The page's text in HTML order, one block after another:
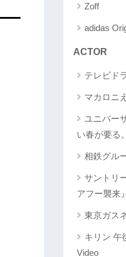
Zoff
adidas
ACTOR
テレビド
マカロニ
ユニバー
い春が要る
相鉄グル
サントリ
アフー襲来』
東京ガス
キリン 午
Video